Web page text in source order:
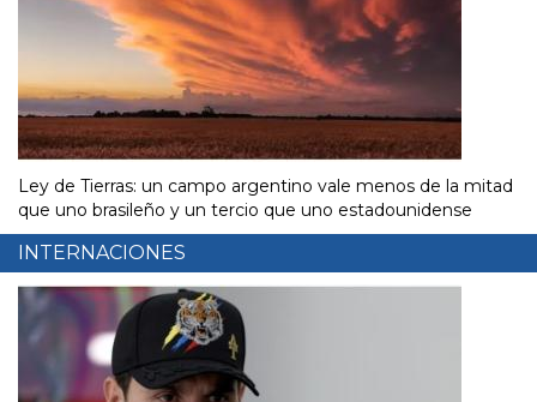
Ley de Tierras: un campo argentino vale menos de la mitad
que uno brasileño y un tercio que uno estadounidense
INTERNACIONES